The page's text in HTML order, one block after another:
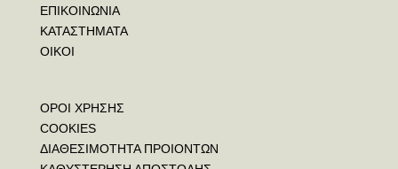
ΕΠΙΚΟΙΝΩΝΙΑ
ΚΑΤΑΣΤΗΜΑΤΑ
ΟΙΚΟΙ
ΟΡΟΙ ΧΡΗΣΗΣ
COOKIES
ΔΙΑΘΕΣΙΜΟΤΗΤΑ ΠΡΟΙΟΝΤΩΝ